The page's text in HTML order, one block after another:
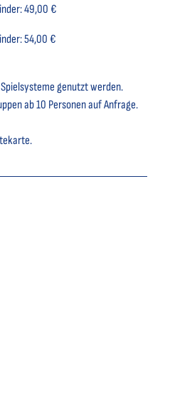
49,00 €
54,00 €
genutzt werden.
ab 10 Personen auf Anfrage.